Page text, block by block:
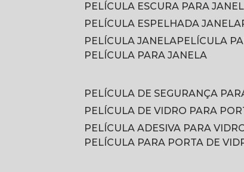
PELÍCULA ESCURA PARA
PELÍCULA ESPELHADA JANELA
PELÍCULA JANELA
PELÍCULA
PELÍCULA PARA JANELA
PELÍCULA DE SEGURANÇA
PELÍCULA DE VIDRO PARA
PELÍCULA ADESIVA PARA
PELÍCULA PARA PORTA DE